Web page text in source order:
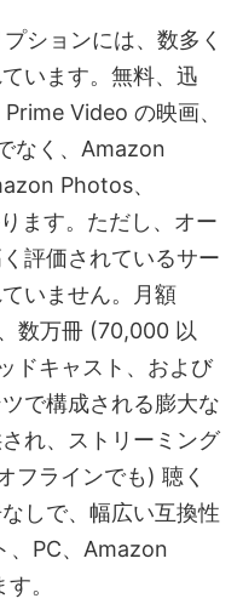
ションには、数多く
います。無料、迅
Video の映画、
なく、Amazon
Photos、
ます。ただし、オー
評価されているサー
いません。月額
数万冊 (70,000 以
ドキャスト、および
で構成される膨大な
れ、ストリーミング
フラインでも) 聴く
しで、幅広い互換性
、PC、Amazon
。